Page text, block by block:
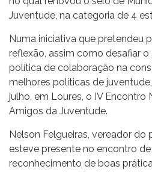
Juventude, na categoria de 4
Numa iniciativa que pretendeu
reflexão, assim como desafiar
política de colaboração na
melhores políticas de
julho, em Loures, o IV Encontro
Amigos da Juventude.
Nelson Felgueiras, vereador do
esteve presente no encontro
reconhecimento de boas